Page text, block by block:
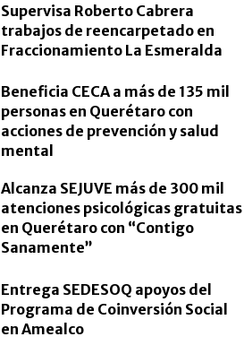
Supervisa Roberto Cabrera
trabajos de reencarpetado en
Fraccionamiento La Esmeralda
Beneficia CECA a más de 135 mil
personas en Querétaro con
acciones de prevención y salud
mental
Alcanza SEJUVE más de 300 mil
atenciones psicológicas gratuitas
en Querétaro con “Contigo
Sanamente”
Entrega SEDESOQ apoyos del
Programa de Coinversión Social
en Amealco